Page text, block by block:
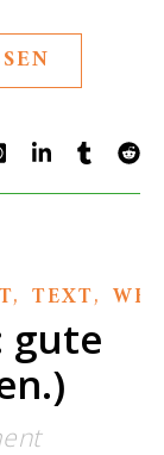
,TEXT,
gute